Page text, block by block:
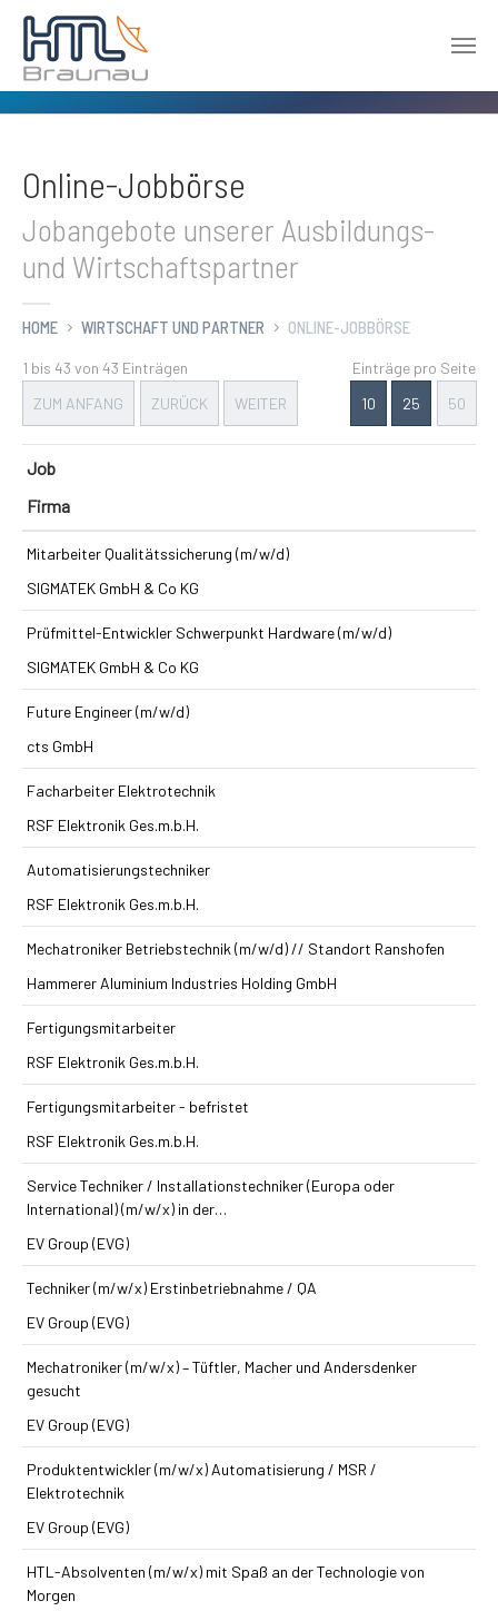
Online-Jobbörse
Jobangebote unserer Ausbildungs-
und Wirtschaftspartner
HOME WIRTSCHAFT UND PARTNER ONLINE-JOBBÖRSE
1 bis 43 von 43 Einträgen
ZUM ANFANG
ZURÜCK WEITER
Einträge pro Seite
10
25 50
Job
Firma
Mitarbeiter Qualitätssicherung (m/w/d)
SIGMATEK GmbH & Co KG
Prüfmittel-Entwickler Schwerpunkt Hardware (m/w/d)
SIGMATEK GmbH & Co KG
Future Engineer (m/w/d)
cts GmbH
Facharbeiter Elektrotechnik
RSF Elektronik Ges.m.b.H.
Automatisierungstechniker
RSF Elektronik Ges.m.b.H.
Mechatroniker Betriebstechnik (m/w/d) // Standort Ranshofen
Hammerer Aluminium Industries Holding GmbH
Fertigungsmitarbeiter
RSF Elektronik Ges.m.b.H.
Fertigungsmitarbeiter - befristet
RSF Elektronik Ges.m.b.H.
Service Techniker / Installations­techniker (Europa oder
International) (m/w/x) in der…
EV Group (EVG)
Techniker (m/w/x) Erst­inbetriebnahme / QA
EV Group (EVG)
Mechatroniker (m/w/x) – Tüftler, Macher und Andersdenker
gesucht
EV Group (EVG)
Produkt­entwickler (m/w/x) Automatisierung / MSR /
Elektrotechnik
EV Group (EVG)
HTL-Absolventen (m/w/x) mit Spaß an der Technologie von
Morgen